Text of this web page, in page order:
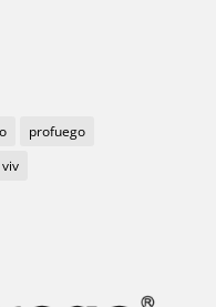
profuego
viv